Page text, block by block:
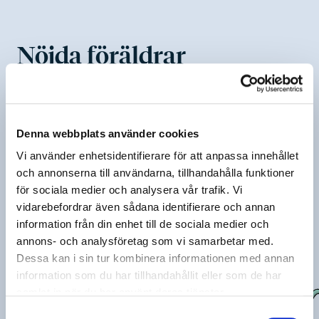
Denna webbplats använder cookies
Vi använder enhetsidentifierare för att anpassa innehållet
och annonserna till användarna, tillhandahålla funktioner
för sociala medier och analysera vår trafik. Vi
vidarebefordrar även sådana identifierare och annan
information från din enhet till de sociala medier och
annons- och analysföretag som vi samarbetar med.
Dessa kan i sin tur kombinera informationen med annan
information som du har tillhandahållit eller som de har
1
9
9
0
7
9
0 %
Nöjda med förskolan
1
9
9
9
0
7
8
9
0%
Utvecklas och lär i förskolan
1
9
9
9
0
7
8
9
0 %
Trygghet på förskolan
Nöjda föräldrar
vårdnadshavare på förskolan varje år så visar svaren i den
senaste undersökningen (VT26) att: